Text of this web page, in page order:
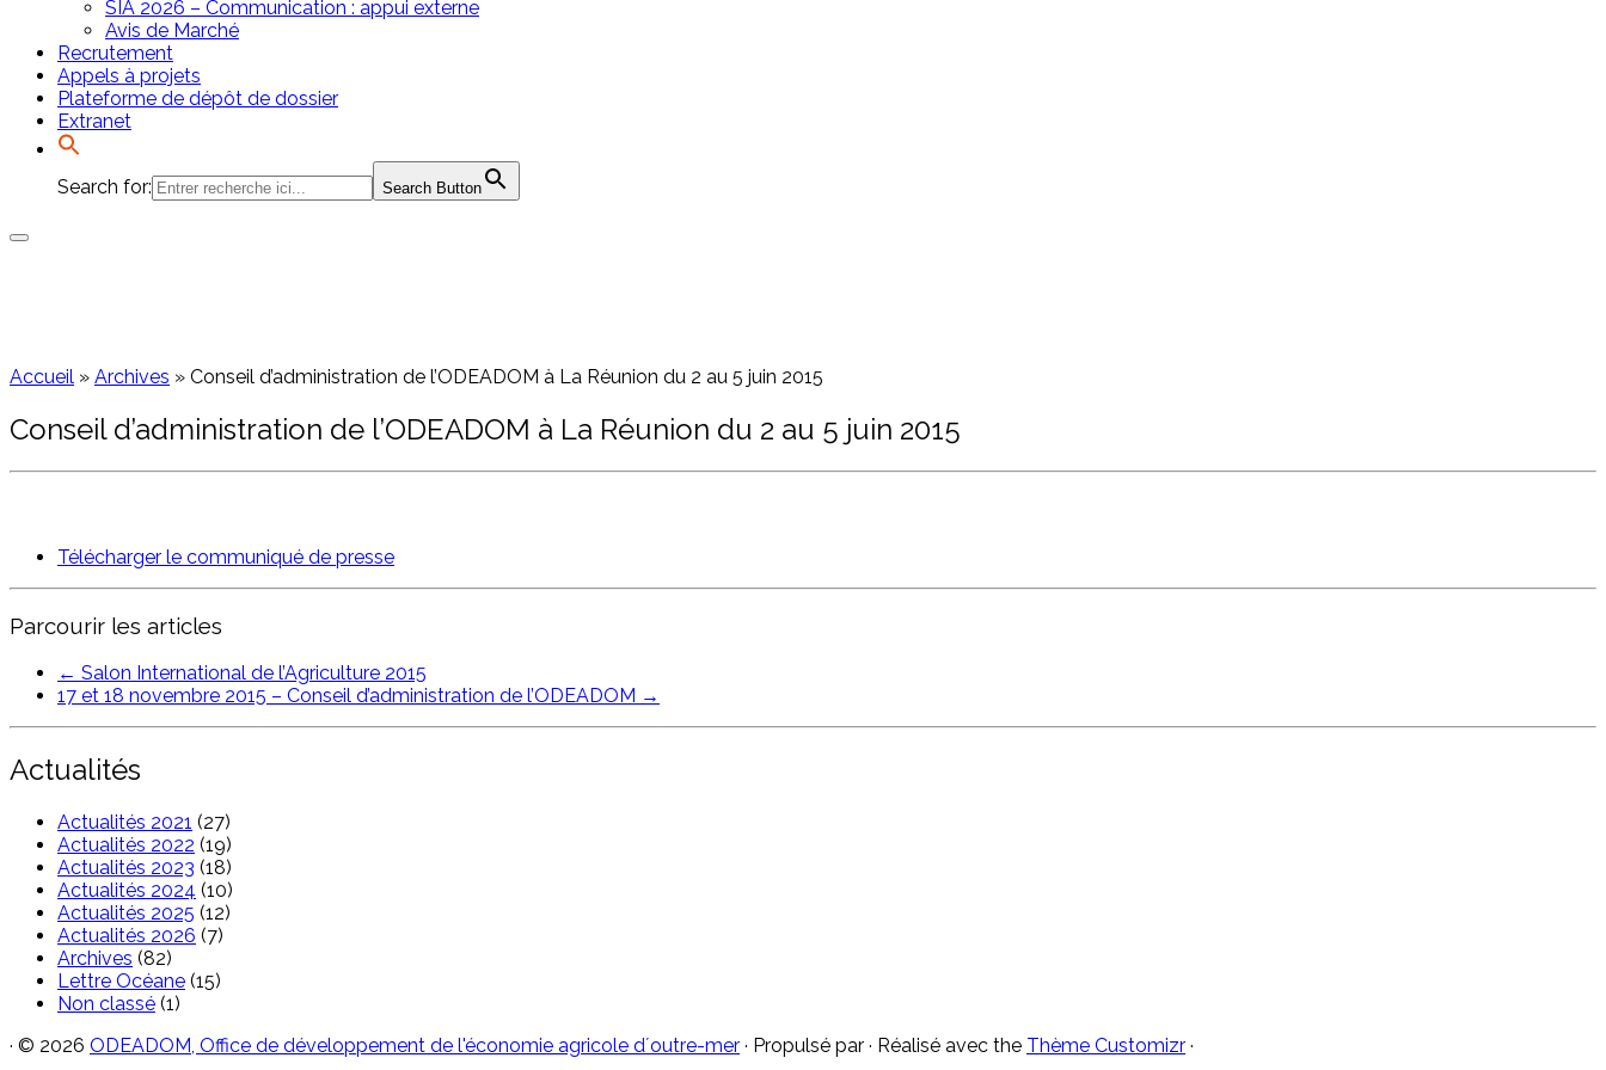
SIA 2026 – Communication : appui externe
Avis de Marché
Recrutement
Appels à projets
Plateforme de dépôt de dossier
Extranet
Search for: Search Button
Accueil » Archives » Conseil d’administration de l’ODEADOM à La Réunion du 2 au 5 juin 2015
Conseil d’administration de l’ODEADOM à La Réunion du 2 au 5 juin 2015
Télécharger le communiqué de presse
Parcourir les articles
← Salon International de l’Agriculture 2015
17 et 18 novembre 2015 – Conseil d’administration de l’ODEADOM →
Actualités
Actualités 2021 (27)
Actualités 2022 (19)
Actualités 2023 (18)
Actualités 2024 (10)
Actualités 2025 (12)
Actualités 2026 (7)
Archives (82)
Lettre Océane (15)
Non classé (1)
· © 2026 ODEADOM, Office de développement de l'économie agricole d´outre-mer · Propulsé par · Réalisé avec the Thème Customizr ·